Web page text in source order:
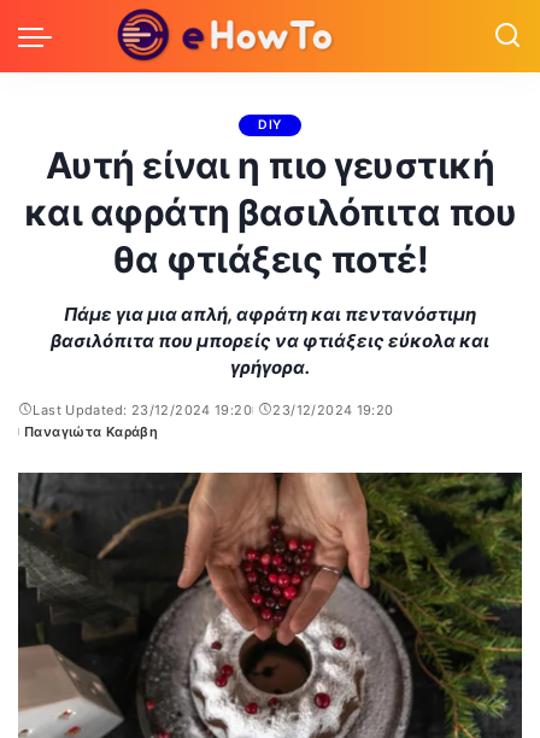
DIY
Αυτή είναι η πιο γευστική
και αφράτη βασιλόπιτα που
θα φτιάξεις ποτέ!
Πάμε για μια απλή, αφράτη και πεντανόστιμη
βασιλόπιτα που μπορείς να φτιάξεις εύκολα και
γρήγορα.
Last Updated: 23/12/2024 19:20
23/12/2024 19:20
Posted
Παναγιώτα Καράβη